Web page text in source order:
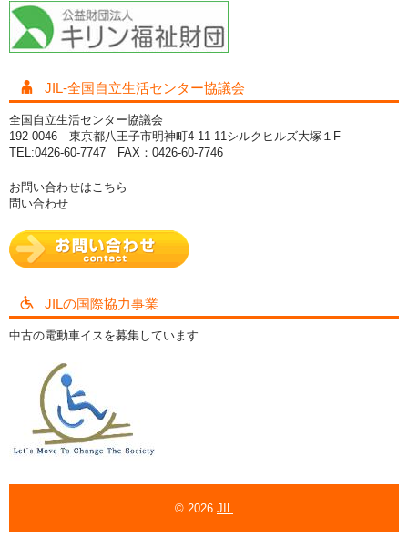
JIL-全国自立生活センター協議会
全国自立生活センター協議会
192-0046 東京都八王子市明神町4-11-11シルクヒルズ大塚１F
TEL:0426-60-7747 FAX：0426-60-7746
お問い合わせはこちら
問い合わせ
JILの国際協力事業
中古の電動車イスを募集しています
© 2026 JIL